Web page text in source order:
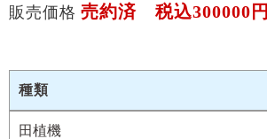
販売価格 売約済 税込300000円
種類
田植機